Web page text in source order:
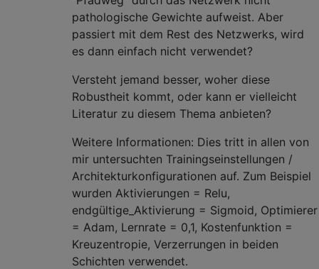
pathologische Gewichte aufweist. Aber
passiert mit dem Rest des Netzwerks, wird
es dann einfach nicht verwendet?
Versteht jemand besser, woher diese
Robustheit kommt, oder kann er vielleicht
Literatur zu diesem Thema anbieten?
Weitere Informationen: Dies tritt in allen von
mir untersuchten Trainingseinstellungen /
Architekturkonfigurationen auf. Zum Beispiel
wurden Aktivierungen = Relu,
endgültige_Aktivierung = Sigmoid, Optimierer
= Adam, Lernrate = 0,1, Kostenfunktion =
Kreuzentropie, Verzerrungen in beiden
Schichten verwendet.